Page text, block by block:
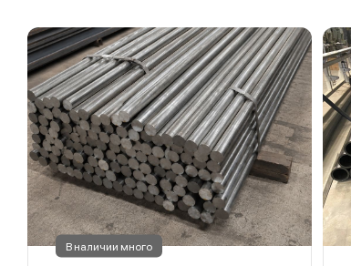
В наличии много